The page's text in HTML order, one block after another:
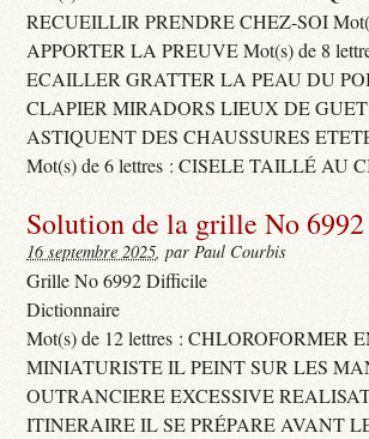
RECUEILLIR PRENDRE CHEZ-SOI
APPORTER LA PREUVE Mot(s) de 8
ECAILLER GRATTER LA PEAU DU
CLAPIER MIRADORS LIEUX DE GUET
ASTIQUENT DES CHAUSSURES
Mot(s) de 6 lettres : CISELE TAILLÉ
Solution de la grille No 6992
16 septembre 2025, par Paul Courbis
Grille No 6992 Difficile
Dictionnaire
Mot(s) de 12 lettres :
MINIATURISTE IL PEINT SUR LES
OUTRANCIERE EXCESSIVE
ITINERAIRE IL SE PRÉPARE AVANT